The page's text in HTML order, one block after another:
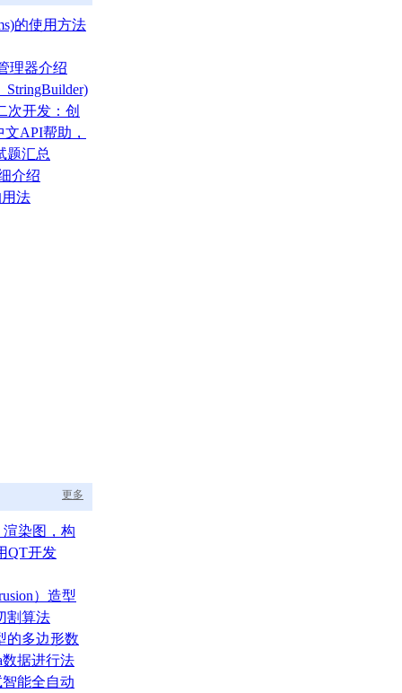
的使用方法
理器介绍
StringBuilder)
次开发：创
API帮助，
福音
题汇总
介绍
法
更多
渲染图，构
调度中枢
QT开发
）造型
割算法
的多边形数
据进行法
能全自动